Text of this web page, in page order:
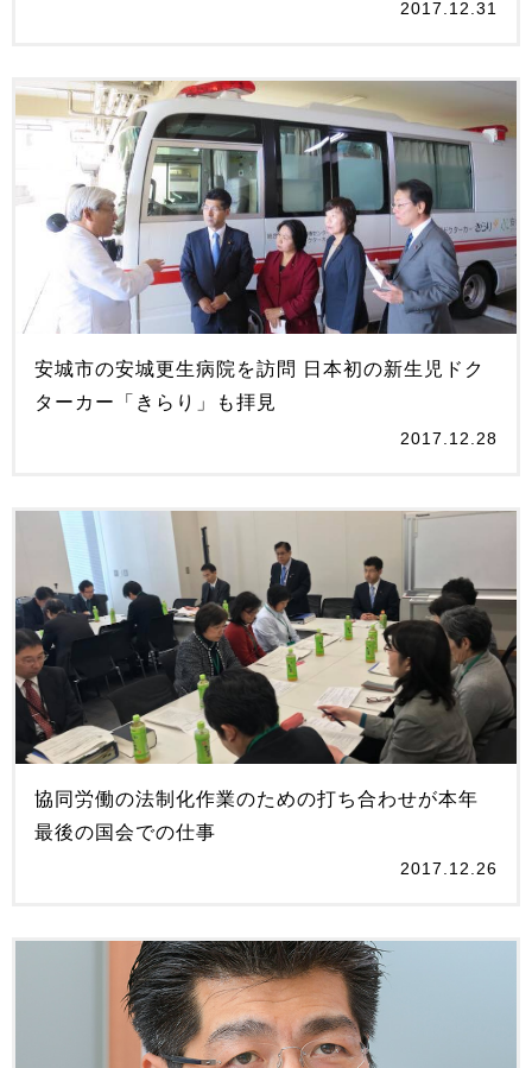
2017.12.31
安城市の安城更生病院を訪問 日本初の新生児ドク
ターカー「きらり」も拝見
2017.12.28
協同労働の法制化作業のための打ち合わせが本年
最後の国会での仕事
2017.12.26